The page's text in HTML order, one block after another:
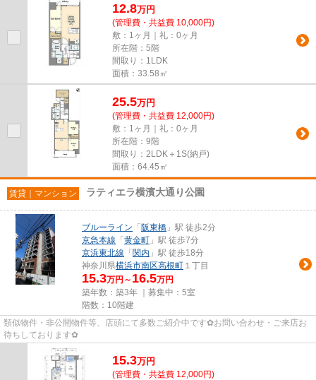
12.8万円
(管理費・共益費 10,000円)
敷：1ヶ月｜礼：0ヶ月
所在階：5階
間取り：1LDK
面積：33.58㎡
25.5万円
(管理費・共益費 12,000円)
敷：1ヶ月｜礼：0ヶ月
所在階：9階
間取り：2LDK＋1S(納戸)
面積：64.45㎡
賃貸｜マンション ラティエラ横濱大通り公園
ブルーライン 「 阪東橋 」駅 徒歩2分
京急本線 「 黄金町 」駅 徒歩7分
京浜東北線 「 関内 」駅 徒歩18分
神奈川県横浜市南区高根町 １丁目
15.3万円～ 16.5万円
築年数：築3年 ｜募集中： 5室
階数：10階建
類似物件・非公開物件等、店頭にて多数ご紹介中です✿お問い合わせ・ご来店お
待ちしております✿
15.3万円
(管理費・共益費 12,000円)